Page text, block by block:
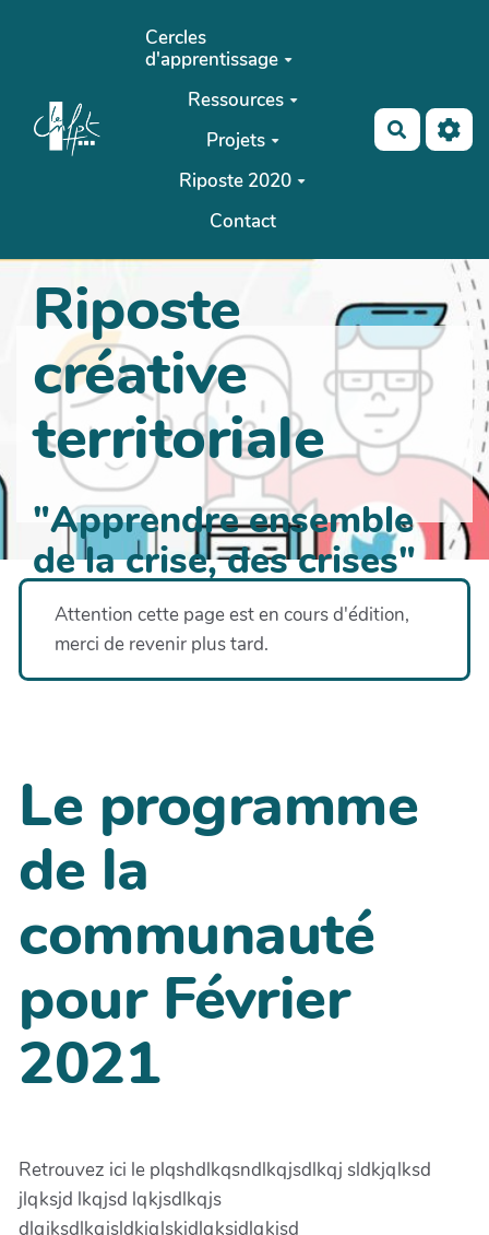
Aller au contenu principal
Cercles
d'apprentissage
Ressources
Projets
Riposte 2020
Contact
Riposte
créative
territoriale
"Apprendre ensemble
de la crise, des crises"
Attention cette page est en cours d'édition,
merci de revenir plus tard.
Le programme
de la
communauté
pour Février
2021
Retrouvez ici le plqshdlkqsndlkqjsdlkqj sldkjqlksd
jlqksjd lkqjsd lqkjsdlkqjs
dlqjksdlkqjsldkjqlskjdlqksjdlqkjsd